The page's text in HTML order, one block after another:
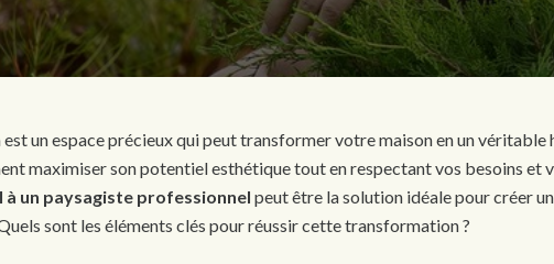
un espace précieux qui peut transformer votre maison en un véritable
maximiser son potentiel esthétique tout en respectant vos besoins et
à un paysagiste professionnel peut être la solution idéale pour créer
sont les éléments clés pour réussir cette transformation ?